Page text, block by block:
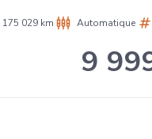
175 029 km Automatique
9